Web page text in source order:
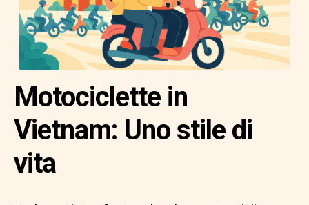
Motociclette in
Vietnam: Uno stile di
vita